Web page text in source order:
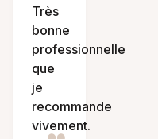
Très
bonne
professionnelle
que
je
recommande
vivement.